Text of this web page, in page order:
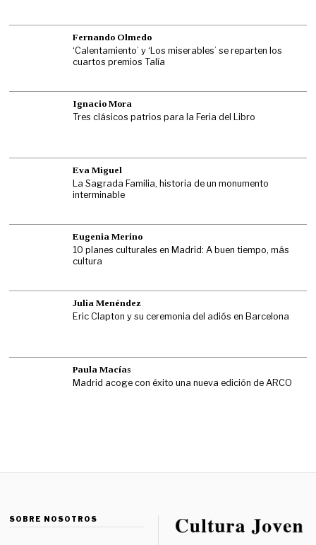
Fernando Olmedo
‘Calentamiento’ y ‘Los miserables’ se reparten los
cuartos premios Talía
Ignacio Mora
Tres clásicos patrios para la Feria del Libro
Eva Miguel
La Sagrada Familia, historia de un monumento
interminable
Eugenia Merino
10 planes culturales en Madrid: A buen tiempo, más
cultura
Julia Menéndez
Eric Clapton y su ceremonia del adiós en Barcelona
Paula Macías
Madrid acoge con éxito una nueva edición de ARCO
SOBRE NOSOTROS